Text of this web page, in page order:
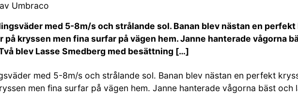
Umbraco
med 5-8m/s och strålande sol. Banan blev nästan en
kryssen men fina surfar på vägen hem. Janne hanterade vågorna
blev Lasse Smedberg med besättning […]
med 5-8m/s och strålande sol. Banan blev nästan en perfekt
men fina surfar på vägen hem. Janne hanterade vågorna bäst och